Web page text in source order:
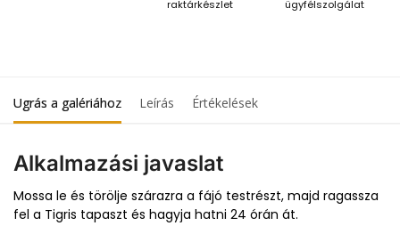
raktárkészlet
ügyfélszolgálat
Ugrás a galériához Leírás Értékelések
Alkalmazási javaslat
Mossa le és törölje szárazra a fájó testrészt, majd ragassza
fel a Tigris tapaszt és hagyja hatni 24 órán át.